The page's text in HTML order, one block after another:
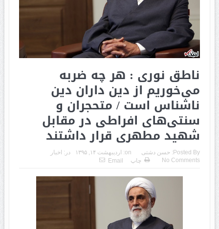
ناطق نوری : هر چه ضربه
می‌خوریم از دین داران دین
ناشناس است / متحجران و
سنتی‌های افراطی در مقابل
شهید مطهری قرار داشتند
Posted By: حسن دشتی on: اردیبهشت ۱۴, ۱۳۹۵ در: اخبار
No Comments
چاپ Email